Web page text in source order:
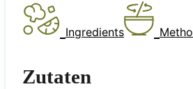
Ingredients
Zutaten